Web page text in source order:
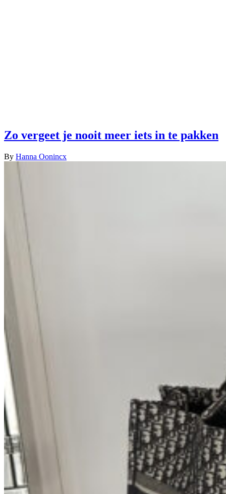
Zo vergeet je nooit meer iets in te pakken
By Hanna Oonincx